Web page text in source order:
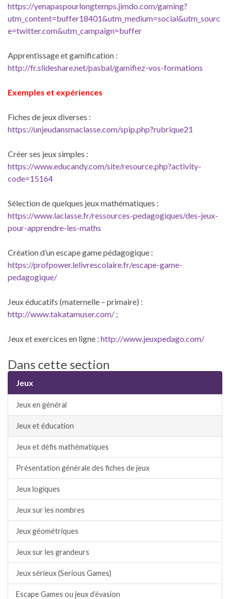
https://yenapaspourlongtemps.jimdo.com/gaming?
utm_content=buffer18401&utm_medium=social&utm_sourc
e=twitter.com&utm_campaign=buffer
Apprentissage et gamification :
http://fr.slideshare.net/pasbal/gamifiez-vos-formations
Exemples et expériences
Fiches de jeux diverses :
https://unjeudansmaclasse.com/spip.php?rubrique21
Créer ses jeux simples :
https://www.educandy.com/site/resource.php?activity-
code=15164
Sélection de quelques jeux mathématiques :
https://www.laclasse.fr/ressources-pedagogiques/des-jeux-
pour-apprendre-les-maths
Création d’un escape game pédagogique :
https://profpower.lelivrescolaire.fr/escape-game-
pedagogique/
Jeux éducatifs (maternelle – primaire) :
http://www.takatamuser.com/ ;
Jeux et exercices en ligne : http://www.jeuxpedago.com/
Dans cette section
Jeux
Jeux en général
Jeux et éducation
Jeux et défis mathématiques
Présentation générale des fiches de jeux
Jeux logiques
Jeux sur les nombres
Jeux géométriques
Jeux sur les grandeurs
Jeux sérieux (Serious Games)
Escape Games ou jeux d’évasion